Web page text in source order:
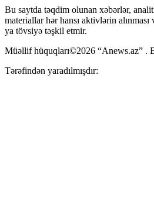
Bu saytda təqdim olunan xəbərlər,
materiallar hər hansı aktivlərin alınması
ya tövsiyə təşkil etmir.
Müəllif hüquqları©2026 “Anews.az” .
Tərəfindən yaradılmışdır: